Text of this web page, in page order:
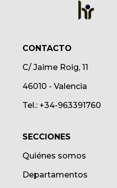
CONTACTO
C/ Jaime Roig, 11
46010 - Valencia
Tel.: +34-963391760
SECCIONES
Quiénes somos
Departamentos